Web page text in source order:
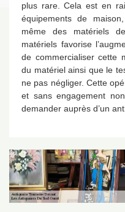
plus rare. Cela est en
équipements de
même des matériels
matériels favorise
de commercialiser cette
du matériel ainsi que le
ne pas négliger. Cette
et sans engagement
demander auprès d’un